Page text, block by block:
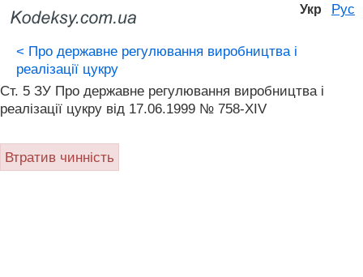
Укр Рус
< Про державне регулювання виробництва і
реалізації цукру
Ст. 5 ЗУ Про державне регулювання виробництва і
реалізації цукру від 17.06.1999 № 758-XIV
Втратив чинність